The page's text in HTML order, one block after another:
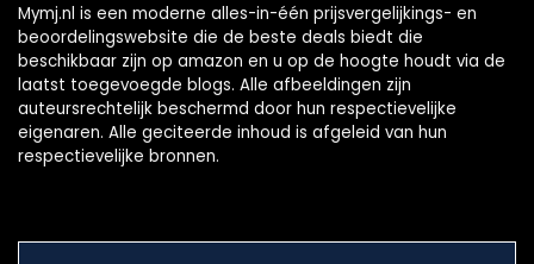
Mymj.nl is een moderne alles-in-één prijsvergelijkings- en
beoordelingswebsite die de beste deals biedt die
beschikbaar zijn op amazon en u op de hoogte houdt via de
laatst toegevoegde blogs. Alle afbeeldingen zijn
auteursrechtelijk beschermd door hun respectievelijke
eigenaren. Alle geciteerde inhoud is afgeleid van hun
respectievelijke bronnen.